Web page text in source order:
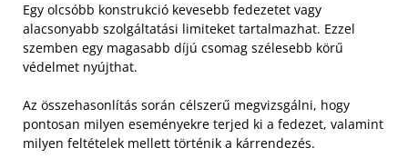
Egy olcsóbb konstrukció kevesebb fedezetet vagy
alacsonyabb szolgáltatási limiteket tartalmazhat. Ezzel
szemben egy magasabb díjú csomag szélesebb körű
védelmet nyújthat.
Az összehasonlítás során célszerű megvizsgálni, hogy
pontosan milyen eseményekre terjed ki a fedezet, valamint
milyen feltételek mellett történik a kárrendezés.